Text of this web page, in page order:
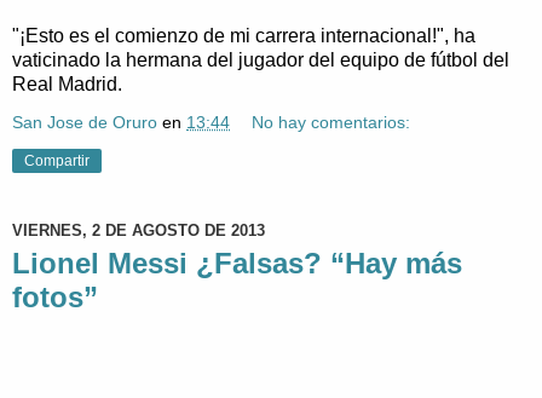
"¡Esto es el comienzo de mi carrera internacional!", ha
vaticinado la hermana del jugador del equipo de fútbol del
Real Madrid.
San Jose de Oruro en 13:44 No hay comentarios:
Compartir
VIERNES, 2 DE AGOSTO DE 2013
Lionel Messi ¿Falsas? “Hay más
fotos”